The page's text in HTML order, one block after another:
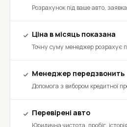
Розрахунок під ваше авто,
Ціна в місяць показана
Точну суму менеджер розрахує
Менеджер передзвонить
Допомога з вибором кредитної
Перевірені авто
Юридична чистота, пробіг,